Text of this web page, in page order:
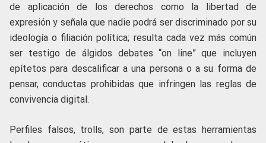
de aplicación de los derechos como la libertad de
expresión y señala que nadie podrá ser discriminado por su
ideología o filiación política; resulta cada vez más común
ser testigo de álgidos debates “on line” que incluyen
epítetos para descalificar a una persona o a su forma de
pensar, conductas prohibidas que infringen las reglas de
convivencia digital.
Perfiles falsos, trolls, son parte de estas herramientas